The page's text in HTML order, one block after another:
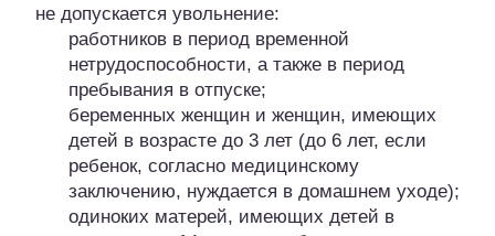
не допускается увольнение:
работников в период временной
нетрудоспособности, а также в период
пребывания в отпуске;
беременных женщин и женщин, имеющих
детей в возрасте до 3 лет (до 6 лет, если
ребенок, согласно медицинскому
заключению, нуждается в домашнем уходе);
одиноких матерей, имеющих детей в